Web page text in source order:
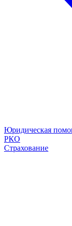
Юридическая
РКО
Страхование